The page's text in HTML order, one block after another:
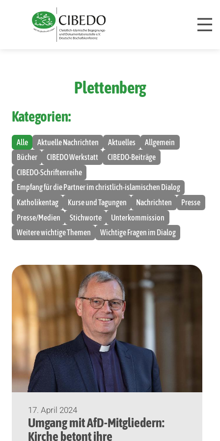
Plettenberg
Kategorien:
Alle Aktuelle Nachrichten Aktuelles
Allgemein
Bücher
CIBEDO Werkstatt
CIBEDO-Beiträge
CIBEDO-Schriftenreihe
Empfang für die Partner im christlich-islamischen Dialog
Katholikentag
Kurse und Tagungen Nachrichten
Presse
Presse/Medien
Stichworte
Unterkommission
Weitere wichtige Themen
Wichtige Fragen im Dialog
17. April 2024
Umgang mit AfD-Mitgliedern:
Kirche betont ihre